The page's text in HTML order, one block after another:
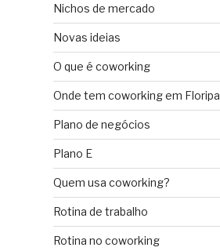
Nichos de mercado
Novas ideias
O que é coworking
Onde tem coworking em Floripa
Plano de negócios
Plano E
Quem usa coworking?
Rotina de trabalho
Rotina no coworking